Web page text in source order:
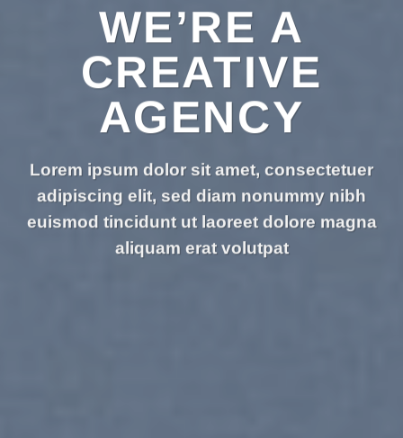
WE’RE A
CREATIVE
AGENCY
Lorem ipsum dolor sit amet, consectetuer
adipiscing elit, sed diam nonummy nibh
euismod tincidunt ut laoreet dolore magna
aliquam erat volutpat